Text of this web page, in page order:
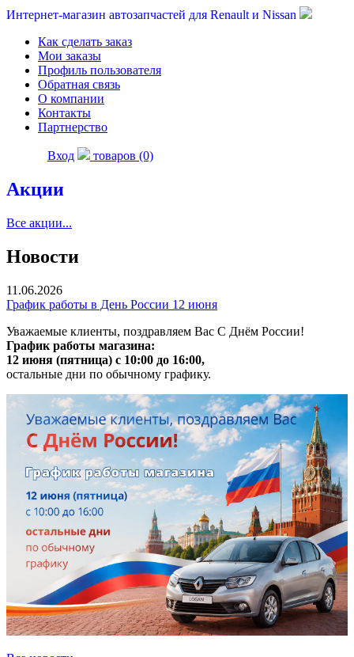
Интернет-магазин автозапчастей для Renault и Nissan
Как сделать заказ
Мои заказы
Профиль пользователя
Обратная связь
О компании
Контакты
Партнерство
Вход товаров (0)
Акции
Все акции...
Новости
11.06.2026
График работы в День России 12 июня
Уважаемые клиенты, поздравляем Вас С Днём России!
График работы магазина:
12 июня (пятница) с 10:00 до 16:00,
остальные дни по обычному графику.